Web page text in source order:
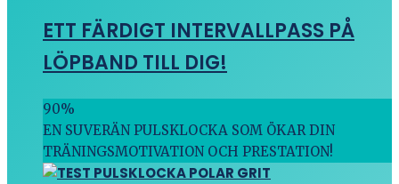
ETT FÄRDIGT INTERVALLPASS PÅ
LÖPBAND TILL DIG!
90%
EN SUVERÄN PULSKLOCKA SOM ÖKAR DIN
TRÄNINGSMOTIVATION OCH PRESTATION!